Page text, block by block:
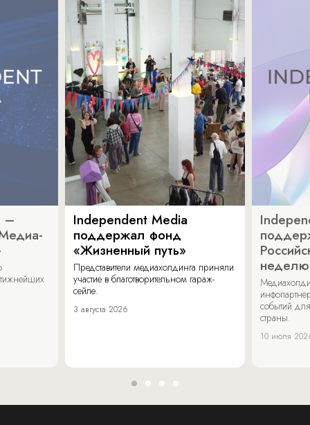
–
Independent Media
поддержал фонд
«Жизненный путь»
Представители медиахолдинга приняли
участие в благотворительном гараж-
сейле.
3 августа 2026
неделю
событий
страны.
10 июля